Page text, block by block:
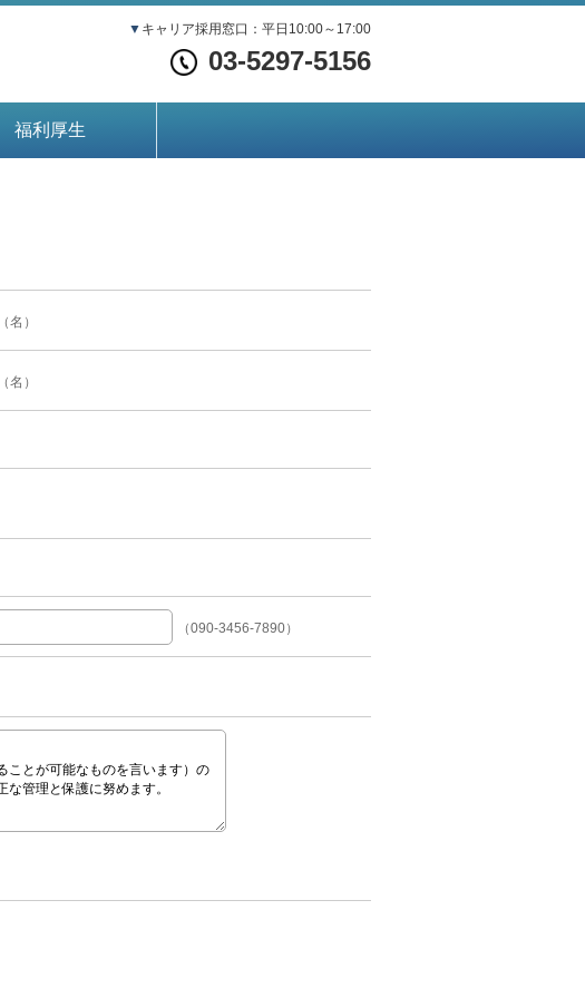
▼ キャリア採用窓口：平日10:00～17:00
03-5297-5156
福利厚生
（名）
（名）
（090-3456-7890）